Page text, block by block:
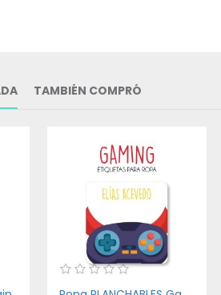
TAMBIÉN COMPRÓ